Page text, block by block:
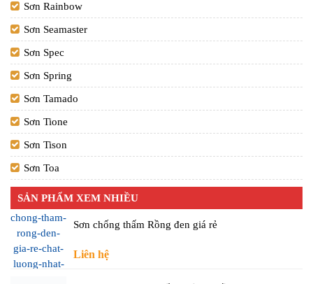
Sơn Rainbow
Sơn Seamaster
Sơn Spec
Sơn Spring
Sơn Tamado
Sơn Tione
Sơn Tison
Sơn Toa
SẢN PHẨM XEM NHIỀU
Sơn chống thấm Rồng đen giá rẻ
Liên hệ